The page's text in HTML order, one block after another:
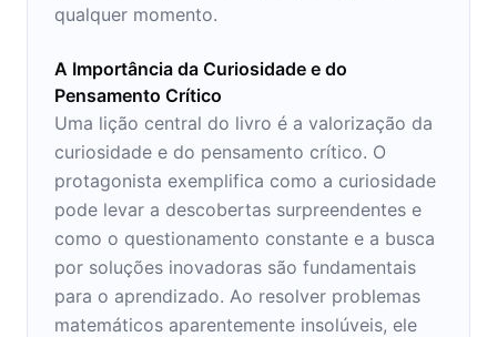
qualquer momento.
A Importância da Curiosidade e do
Pensamento Crítico
Uma lição central do livro é a valorização da
curiosidade e do pensamento crítico. O
protagonista exemplifica como a curiosidade
pode levar a descobertas surpreendentes e
como o questionamento constante e a busca
por soluções inovadoras são fundamentais
para o aprendizado. Ao resolver problemas
matemáticos aparentemente insolúveis, ele